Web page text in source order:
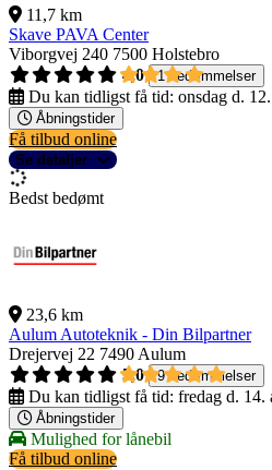
11,7 km
Skave PAVA Center
Viborgvej 240 7500 Holstebro
4,0
1 bedømmelser
Du kan tidligst få tid: onsdag d.
Åbningstider
Få tilbud online
Se detaljer
Bedst bedømt
23,6 km
Aulum Autoteknik - Din Bilpartner
Drejervej 22 7490 Aulum
5,0
9 bedømmelser
Du kan tidligst få tid: fredag d. 14.
Åbningstider
Mulighed for lånebil
Få tilbud online